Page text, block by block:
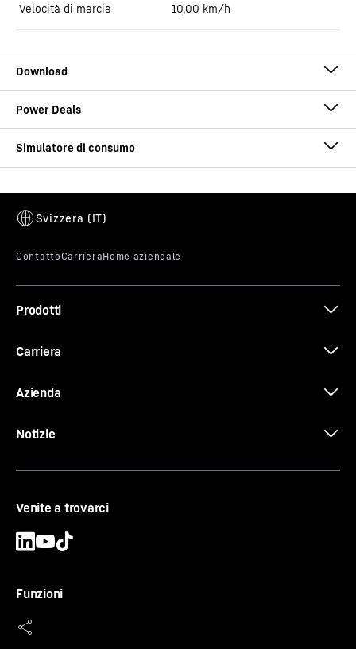
Velocità di marcia 10,00 km/h
Brochure Horticultural and Landscape
Construction
Operator Assistance Systems and
vantaggio: un prezzo conveniente, una garanzia gratuita
Calcolatore dei consumi
Litri per ora di funzionamento
Ore totali di funzionamento di tutte le macchine
Consumo medio di carburante
Ore di funzionamento all'anno
Prezzo del carburante in €/l
Prodotti
Carriera
Azienda
Notizie
Venite a trovarci
Funzioni